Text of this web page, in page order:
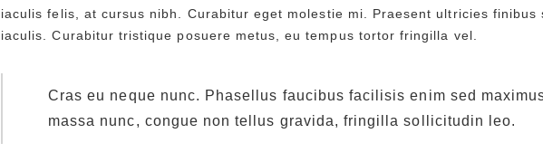
iaculis felis, at cursus nibh. Curabitur eget molestie mi. Praesent ultricies finibus
iaculis. Curabitur tristique posuere metus, eu tempus tortor fringilla vel.
Cras eu neque nunc. Phasellus faucibus facilisis enim sed
massa nunc, congue non tellus gravida, fringilla sollicitudin leo.